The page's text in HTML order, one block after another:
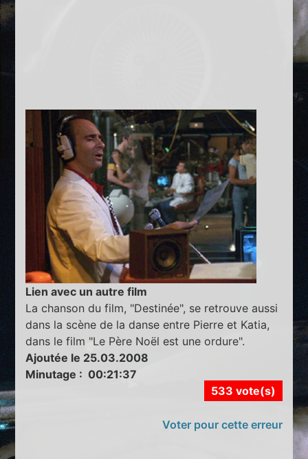
Lien avec un autre film
La chanson du film, "Destinée", se retrouve aussi
dans la scène de la danse entre Pierre et Katia,
dans le film "Le Père Noël est une ordure".
Ajoutée le 25.03.2008
Minutage : 00:21:37
533 vote(s)
Voter pour cette erreur